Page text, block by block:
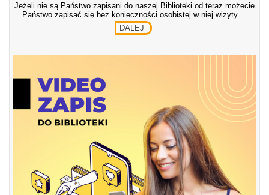
Jeżeli nie są Państwo zapisani do naszej Biblioteki od teraz możecie
Państwo zapisać się bez konieczności osobistej w niej wizyty ...
DALEJ